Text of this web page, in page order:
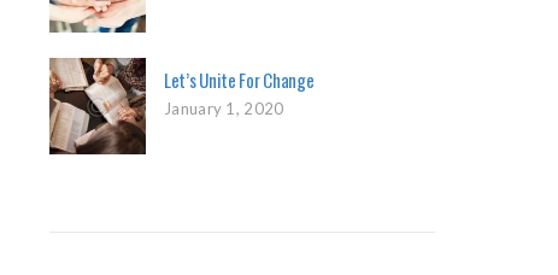
Let’s Unite For Change
January 1, 2020